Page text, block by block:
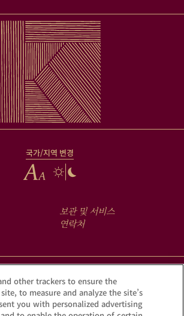
국가/지역 변경
보관 및 서비스
연락처
하여 Krug iD를 통해 여러분의 샴페인에 숨겨진
이야기를 확인해 보세요.
other trackers to ensure the
to measure and analyze the site’s
you with personalized advertising